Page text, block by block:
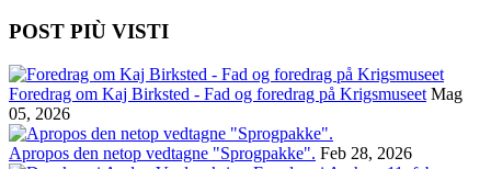
POST PIÙ VISTI
Foredrag om Kaj Birksted - Fad og foredrag på Krigsmuseet Mag
05, 2026
Apropos den netop vedtagne "Sprogpakke". Feb 28, 2026